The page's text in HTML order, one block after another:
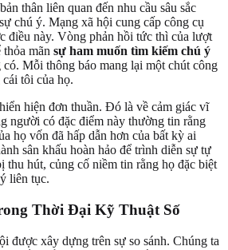
thân liên quan đến nhu cầu sâu sắc
chú ý. Mạng xã hội cung cấp công cụ
điều này. Vòng phản hồi tức thì của lượt
mãn sự ham muốn tìm kiếm chú ý
có. Mỗi thông báo mang lại một chút công
tôi của họ.
hiện đơn thuần. Đó là về cảm giác vĩ
người có đặc điểm này thường tin rằng
họ vốn đã hấp dẫn hơn của bất kỳ ai
sân khấu hoàn hảo để trình diễn sự tự
thu hút, củng cố niềm tin rằng họ đặc biệt
liên tục.
Thời Đại Kỹ Thuật Số
được xây dựng trên sự so sánh. Chúng ta